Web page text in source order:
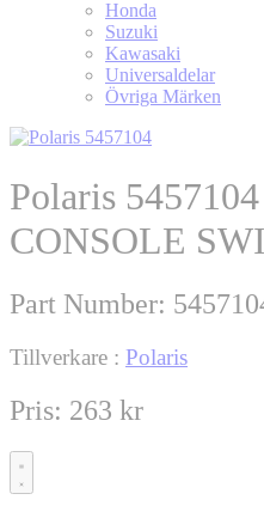
Honda
Suzuki
Kawasaki
Universaldelar
Övriga Märken
Polaris
CONSOLE
Part Number:
Tillverkare : Polaris
Pris: 263 kr